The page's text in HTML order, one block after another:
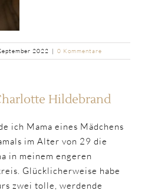
2022 | 0 Kommentare
Hildebrand
ich Mama eines Mädchens
im Alter von 29 die
in meinem engeren
Glücklicherweise habe
zwei tolle, werdende